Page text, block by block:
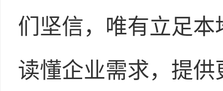
们坚信，唯有立足
读懂企业需求，提